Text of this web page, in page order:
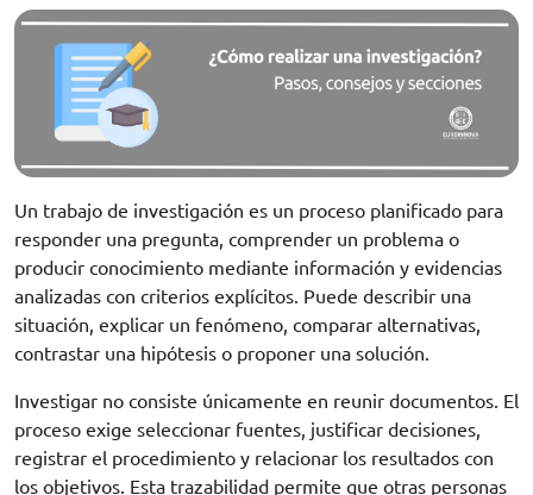
Un trabajo de investigación es un proceso planificado para
responder una pregunta, comprender un problema o
producir conocimiento mediante información y evidencias
analizadas con criterios explícitos. Puede describir una
situación, explicar un fenómeno, comparar alternativas,
contrastar una hipótesis o proponer una solución.
Investigar no consiste únicamente en reunir documentos. El
proceso exige seleccionar fuentes, justificar decisiones,
registrar el procedimiento y relacionar los resultados con
los objetivos. Esta trazabilidad permite que otras personas